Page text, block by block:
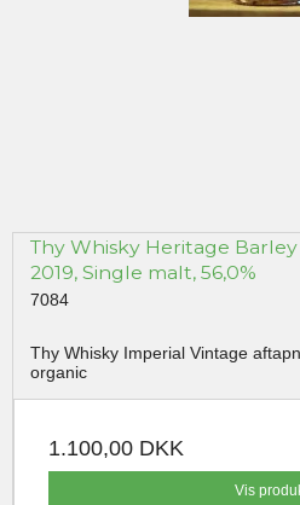
Thy Whisky Heritage
2019, Single malt, 56,0%
7084
Thy Whisky Imperial Vintage
organic
1.100,00 DKK
Vis